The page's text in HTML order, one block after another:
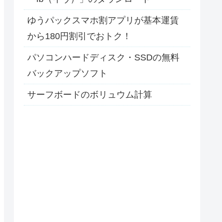
ゆうパックスマホ割アプリが基本運賃
から180円割引でおトク！
パソコンハードディスク・SSDの無料
バックアップソフト
サーフボードのボリュウム計算